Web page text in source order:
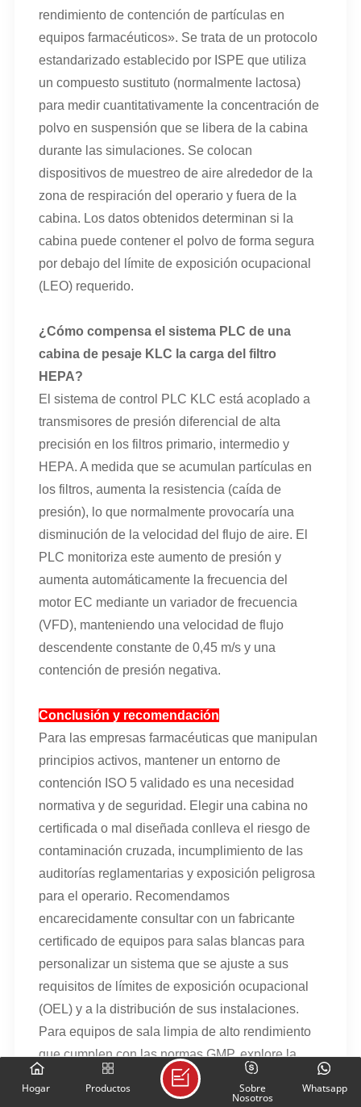
rendimiento de contención de partículas en
equipos farmacéuticos». Se trata de un protocolo
estandarizado establecido por ISPE que utiliza
un compuesto sustituto (normalmente lactosa)
para medir cuantitativamente la concentración de
polvo en suspensión que se libera de la cabina
durante las simulaciones. Se colocan
dispositivos de muestreo de aire alrededor de la
zona de respiración del operario y fuera de la
cabina. Los datos obtenidos determinan si la
cabina puede contener el polvo de forma segura
por debajo del límite de exposición ocupacional
(LEO) requerido.
¿Cómo compensa el sistema PLC de una
cabina de pesaje KLC la carga del filtro
HEPA?
El sistema de control PLC KLC está acoplado a
transmisores de presión diferencial de alta
precisión en los filtros primario, intermedio y
HEPA. A medida que se acumulan partículas en
los filtros, aumenta la resistencia (caída de
presión), lo que normalmente provocaría una
disminución de la velocidad del flujo de aire. El
PLC monitoriza este aumento de presión y
aumenta automáticamente la frecuencia del
motor EC mediante un variador de frecuencia
(VFD), manteniendo una velocidad de flujo
descendente constante de 0,45 m/s y una
contención de presión negativa.
Conclusión y recomendación
Para las empresas farmacéuticas que manipulan
principios activos, mantener un entorno de
contención ISO 5 validado es una necesidad
normativa y de seguridad. Elegir una cabina no
certificada o mal diseñada conlleva el riesgo de
contaminación cruzada, incumplimiento de las
auditorías reglamentarias y exposición peligrosa
para el operario. Recomendamos
encarecidamente consultar con un fabricante
certificado de equipos para salas blancas para
personalizar un sistema que se ajuste a sus
requisitos de límites de exposición ocupacional
(OEL) y a la distribución de sus instalaciones.
Para equipos de sala limpia de alto rendimiento
que cumplen con las normas GMP, explore la
gama completa de cabinas de pesaje y
dosificación de KLC International. VisiteKLC
Hogar Productos Whatsapp
Sobre
Nosotros